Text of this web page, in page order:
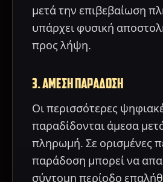
μετά την επιβεβαίωση
υπάρχει φυσική
προς λήψη.
3. ΑΜΕΣΗ ΠΑΡΑΔΟΣΗ
Οι περισσότερες
παραδίδονται άμεσα
πληρωμή. Σε ορισμένες
παράδοση μπορεί να
σύντομη περίοδο